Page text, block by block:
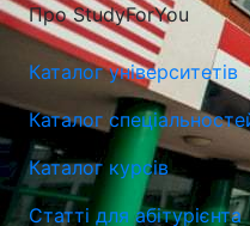
Про StudyForYou
Каталог університетів
Каталог
Каталог курсів
Статті для абітурієнта